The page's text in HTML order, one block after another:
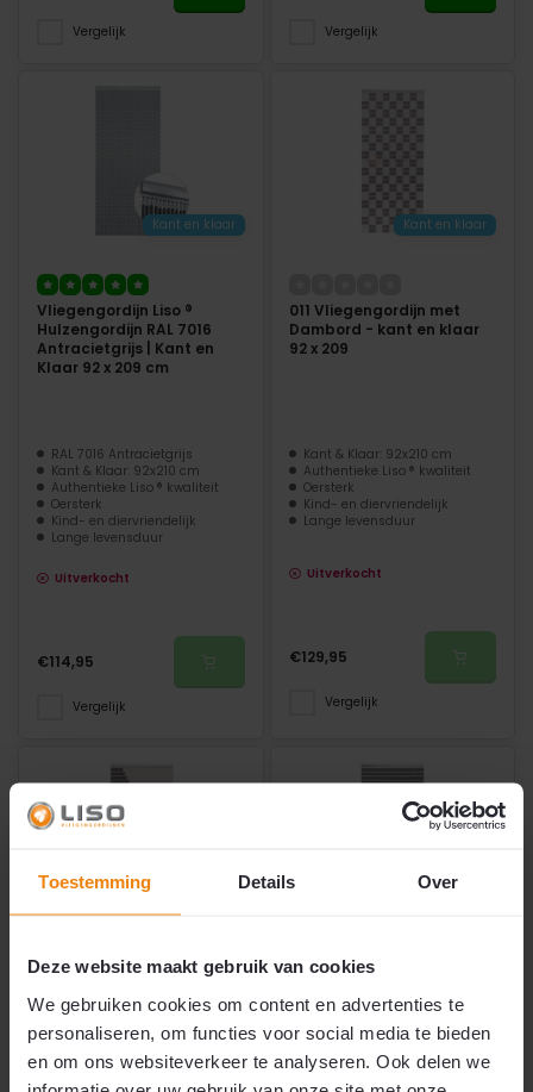
Toestemming Details Over
Deze website maakt gebruik van cookies
We gebruiken cookies om content en advertenties te
personaliseren, om functies voor social media te bieden
en om ons websiteverkeer te analyseren. Ook delen we
Vergelijk Vergelijk
Kant en klaar
Vliegengordijn Liso ®
Hulzengordijn RAL 7016
Antracietgrijs | Kant en
Klaar 92 x 209 cm
RAL 7016 Antracietgrijs
Kant & Klaar: 92x210 cm
Authentieke Liso ® kwaliteit
Oersterk
Kind- en diervriendelijk
Lange levensduur
Uitverkocht
€114,95
Vergelijk
Kant en klaar
011 Vliegengordijn met
Dambord - kant en klaar
92 x 209
Kant & Klaar: 92x210 cm
Authentieke Liso ® kwaliteit
Oersterk
Kind- en diervriendelijk
Lange levensduur
Uitverkocht
€129,95
Vergelijk
Welkom - kant en klaar 92
Chinees teken Liefde -
kant en klaar 92 x 209